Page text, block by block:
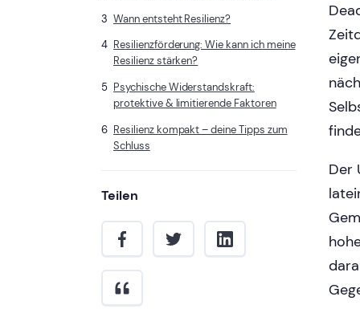
Wann entsteht Resilienz?
Resilienzförderung: Wie kann ich meine
Resilienz stärken?
Psychische Widerstandskraft:
protektive & limitierende Faktoren
Resilienz kompakt – deine Tipps zum
Schluss
Teilen
Der